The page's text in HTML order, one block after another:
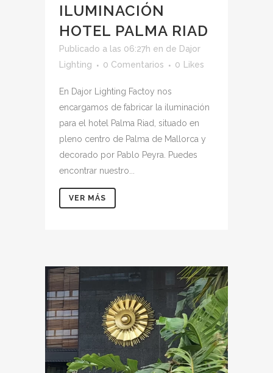
ILUMINACIÓN
HOTEL PALMA RIAD
Publicado a las 06:27h en de Dajor
Lighting
0 Comentarios 0 Likes
En Dajor Lighting Factoy nos
encargamos de fabricar la iluminación
para el hotel Palma Riad, situado en
pleno centro de Palma de Mallorca y
decorado por Pablo Peyra. Puedes
encontrar nuestro...
VER MÁS